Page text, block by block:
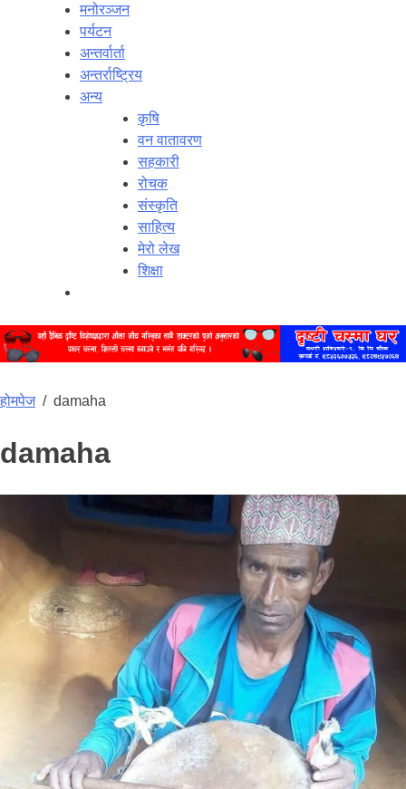
मनोरञ्‍जन
पर्यटन
अन्तर्वार्ता
अन्तर्राष्‍ट्रिय
अन्य
कृषि
वन वातावरण
सहकारी
रोचक
संस्कृति
साहित्य
मेरो लेख
शिक्षा
होमपेज/ damaha
damaha